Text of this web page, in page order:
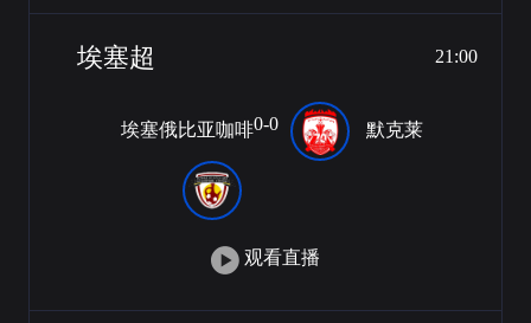
埃塞超 21:00
埃塞俄比亚咖啡0-0 默克莱
观看直播